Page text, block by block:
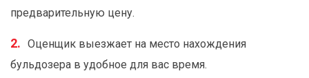
предварительную цену.
Оценщик выезжает на место нахождения
бульдозера в удобное для вас время.